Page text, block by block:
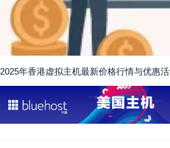
2025年香港虚拟主机最新价格行情与优惠